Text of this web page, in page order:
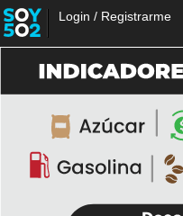
Login / Registrarme